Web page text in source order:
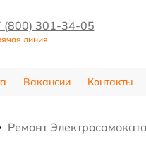
(800) 301-34-05
линия
Вакансии Контакты
Ремонт